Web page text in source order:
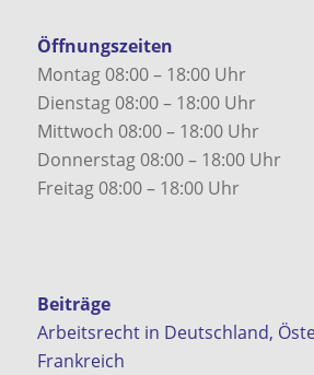
Öffnungszeiten
Montag 08:00 – 18:00 Uhr
Dienstag 08:00 – 18:00 Uhr
Mittwoch 08:00 – 18:00 Uhr
Donnerstag 08:00 – 18:00 Uhr
Freitag 08:00 – 18:00 Uhr
Beiträge
Arbeitsrecht in Deutschland,
Frankreich